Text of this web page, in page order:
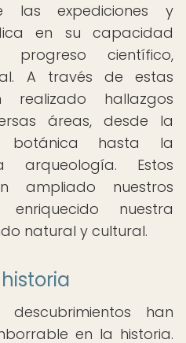
las expediciones y
en su capacidad
científico,
A través de estas
hallazgos
áreas, desde la
hasta la
Estos
ampliado nuestros
nuestra
natural y cultural.
han
en la historia.